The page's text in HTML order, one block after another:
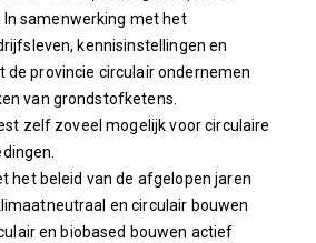
In samenwerking met het
kennisinstellingen en
de provincie circulair ondernemen
van grondstofketens.
zelf zoveel mogelijk voor circulaire
het beleid van de afgelopen jaren
en circulair bouwen
en biobased bouwen actief